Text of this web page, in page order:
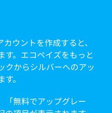
ウントを作成すると、
す。エコペイズをもっと
クからシルバーへのアッ
。
「無料でアップグレー